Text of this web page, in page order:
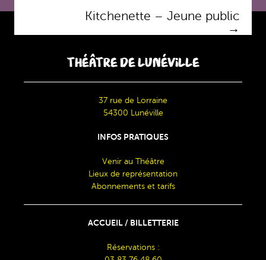
Kitchenette – Jeune public
→
THÉÂTRE DE LUNÉVILLE
37 rue de Lorraine
54300 Lunéville
INFOS PRATIQUES
Venir au Théâtre
Lieux de représentation
Abonnements et tarifs
ACCUEIL / BILLETTERIE
Réservations :